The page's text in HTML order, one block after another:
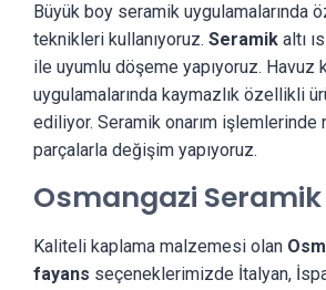
Büyük boy seramik uygulamalarında
teknikleri kullanıyoruz. Seramik altı
ile uyumlu döşeme yapıyoruz. Havuz
uygulamalarında kaymazlık özellikli
ediliyor. Seramik onarım işlemlerinde
parçalarla değişim yapıyoruz.
Osmangazi
Kaliteli kaplama malzemesi olan
fayans seçeneklerimizde İtalyan,